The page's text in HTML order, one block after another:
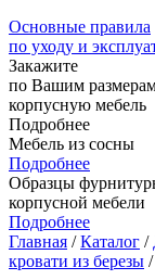
Основные правила
по уходу и
Закажите
по Вашим
корпусную мебель
Подробнее
Мебель из сосны
Подробнее
Образцы
корпусной мебели
Подробнее
Главная /Каталог /
кровати из березы